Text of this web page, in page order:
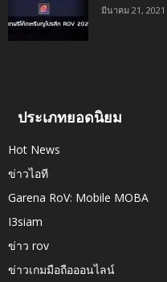
มีนาคม 21, 2021
ประเภทยอดนิยม
Hot News
ข่าวไอที
Garena RoV: Mobile MOBA
I3siam
ข่าว rov
ข่าวเกมมือถือออนไลน์